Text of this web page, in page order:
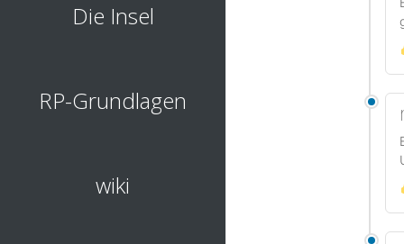
Die Insel
RP-Grundlagen
wiki